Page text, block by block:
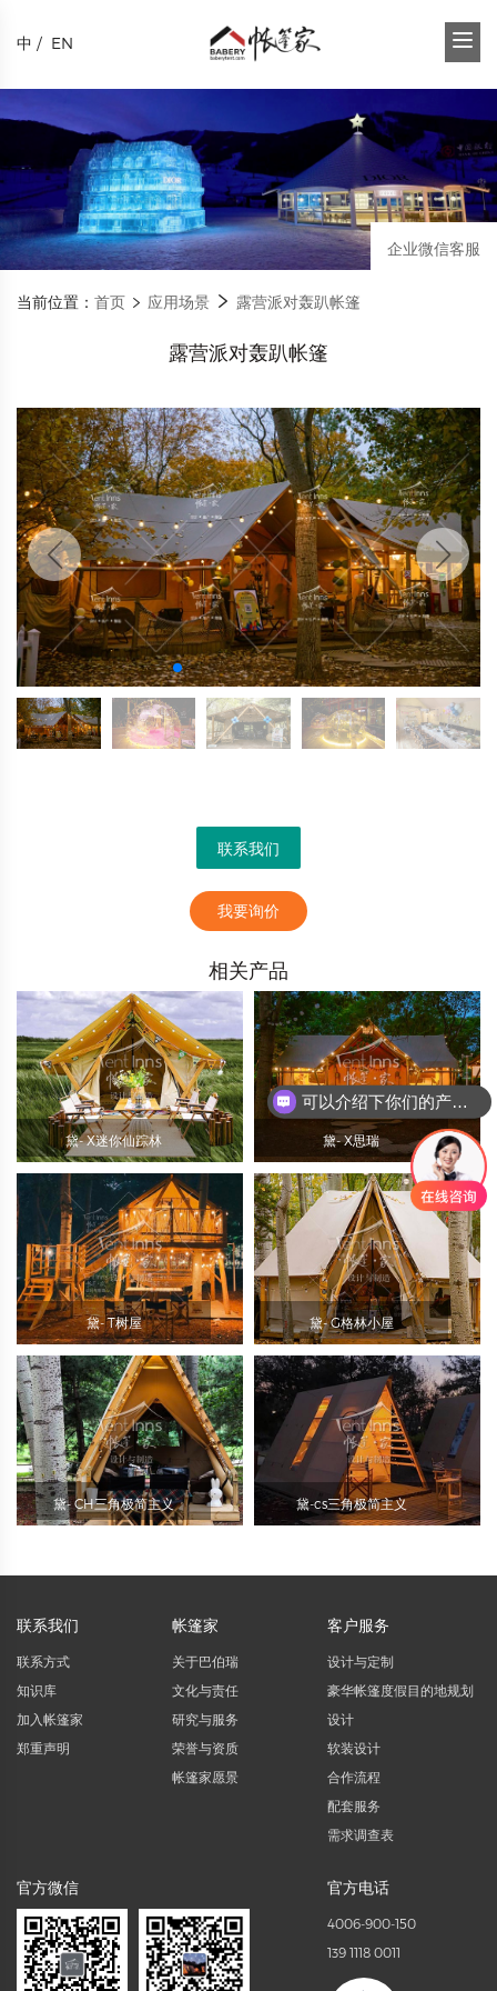
中 / EN
当前位置： 首页 应用场景 露营派对轰趴帐篷
露营派对轰趴帐篷
联系我们
我要询价
相关产品
黛- X迷你仙踪林 黛- X思瑞
黛- T树屋 黛- G格林小屋
黛- CH三角极简主义 黛-cs三角极简主义
联系我们
联系方式
知识库
加入帐篷家
郑重声明
帐篷家
关于巴伯瑞
文化与责任
研究与服务
荣誉与资质
帐篷家愿景
客户服务
设计与定制
豪华帐篷度假目的地规划
设计
软装设计
合作流程
配套服务
需求调查表
官方微信 官方电话
4006-900-150
139 1118 0011
企业微信客服
可以介绍下你们的产品么